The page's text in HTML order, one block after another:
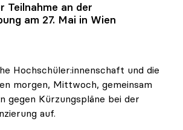
Teilnahme an der
am 27. Mai in Wien
Hochschüler:innenschaft und die
morgen, Mittwoch, gemeinsam
gegen Kürzungspläne bei der
auf.